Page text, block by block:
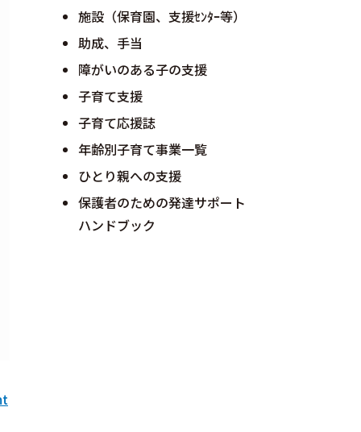
施設（保育園、支援ｾﾝﾀｰ等）
助成、手当
障がいのある子の支援
子育て支援
子育て応援誌
年齢別子育て事業一覧
ひとり親への支援
保護者のための発達サポート
ハンドブック